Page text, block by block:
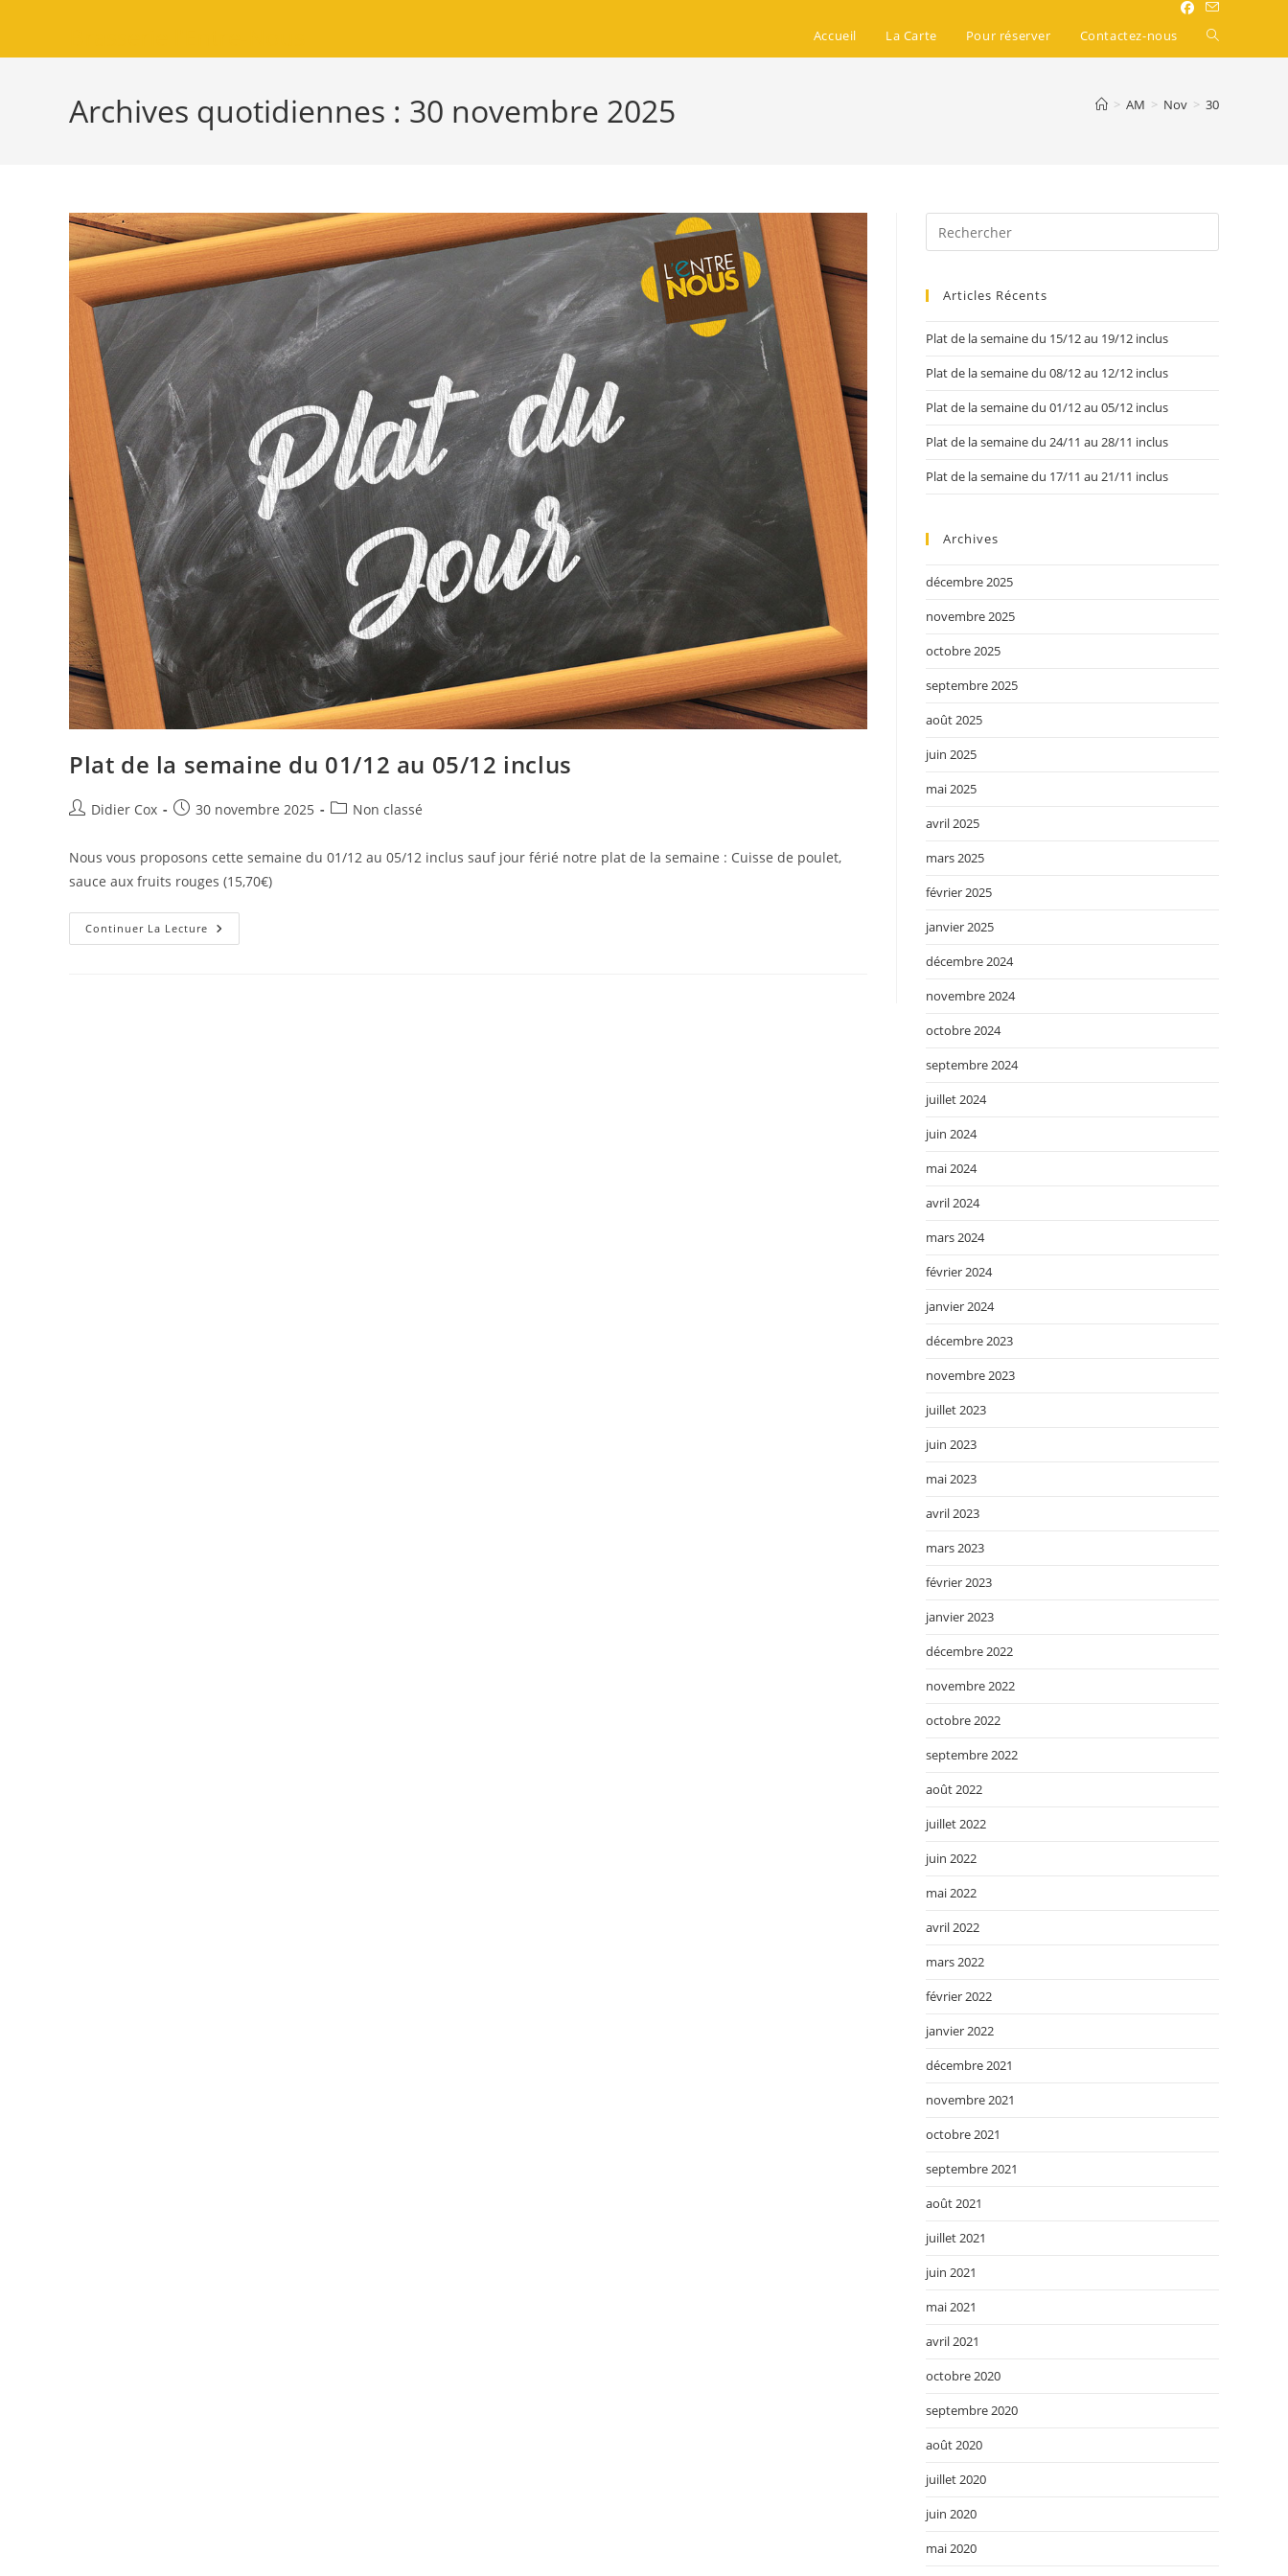
Accueil La Carte Pour réserver Contactez-nous
Archives quotidiennes : 30 novembre 2025 > AM > Nov > 30
Plat de la semaine du 01/12 au 05/12 inclus
Didier Cox 30 novembre 2025 Non classé
Nous vous proposons cette semaine du 01/12 au 05/12 inclus sauf jour férié notre plat de la semaine : Cuisse de poulet,
sauce aux fruits rouges (15,70€)
Continuer La Lecture
Articles Récents
Plat de la semaine du 15/12 au 19/12 inclus
Plat de la semaine du 08/12 au 12/12 inclus
Plat de la semaine du 01/12 au 05/12 inclus
Plat de la semaine du 24/11 au 28/11 inclus
Plat de la semaine du 17/11 au 21/11 inclus
Archives
décembre 2025
novembre 2025
octobre 2025
septembre 2025
août 2025
juin 2025
mai 2025
avril 2025
mars 2025
février 2025
janvier 2025
décembre 2024
novembre 2024
octobre 2024
septembre 2024
juillet 2024
juin 2024
mai 2024
avril 2024
mars 2024
février 2024
janvier 2024
décembre 2023
novembre 2023
juillet 2023
juin 2023
mai 2023
avril 2023
mars 2023
février 2023
janvier 2023
décembre 2022
novembre 2022
octobre 2022
septembre 2022
août 2022
juillet 2022
juin 2022
mai 2022
avril 2022
mars 2022
février 2022
janvier 2022
décembre 2021
novembre 2021
octobre 2021
septembre 2021
août 2021
juillet 2021
juin 2021
mai 2021
avril 2021
octobre 2020
septembre 2020
août 2020
juillet 2020
juin 2020
mai 2020